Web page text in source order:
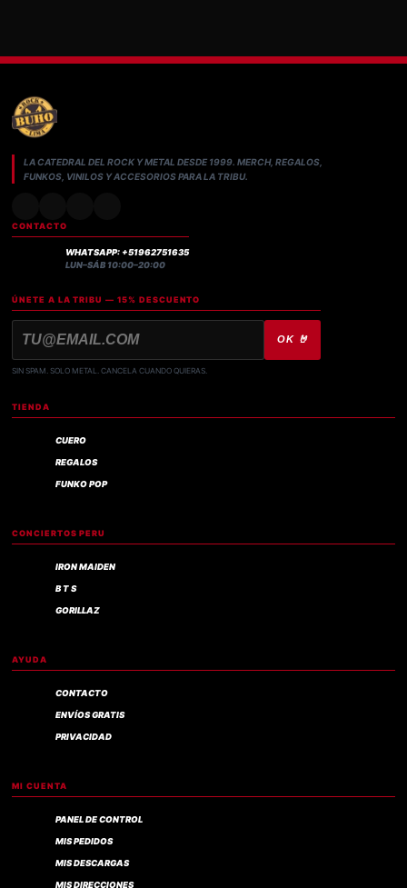
LA CATEDRAL DEL ROCK Y METAL DESDE 1999. MERCH, REGALOS,
FUNKOS, VINILOS Y ACCESORIOS PARA LA TRIBU.
CONTACTO
WHATSAPP: +51962751635
LUN–SÁB 10:00–20:00
ÚNETE A LA TRIBU — 15% DESCUENTO
OK 🤘
SIN SPAM. SOLO METAL. CANCELA CUANDO QUIERAS.
TIENDA
CUERO
REGALOS
FUNKO POP
CONCIERTOS PERU
IRON MAIDEN
B T S
GORILLAZ
AYUDA
CONTACTO
ENVÍOS GRATIS
PRIVACIDAD
MI CUENTA
PANEL DE CONTROL
MIS PEDIDOS
MIS DESCARGAS
MIS DIRECCIONES